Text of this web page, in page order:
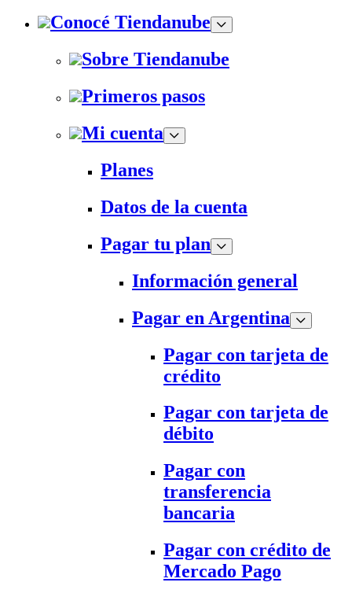
Conocé Tiendanube
Sobre Tiendanube
Primeros pasos
Mi cuenta
Planes
Datos de la cuenta
Pagar tu plan
Información general
Pagar en Argentina
Pagar con tarjeta de
crédito
Pagar con tarjeta de
débito
Pagar con
transferencia
bancaria
Pagar con crédito de
Mercado Pago